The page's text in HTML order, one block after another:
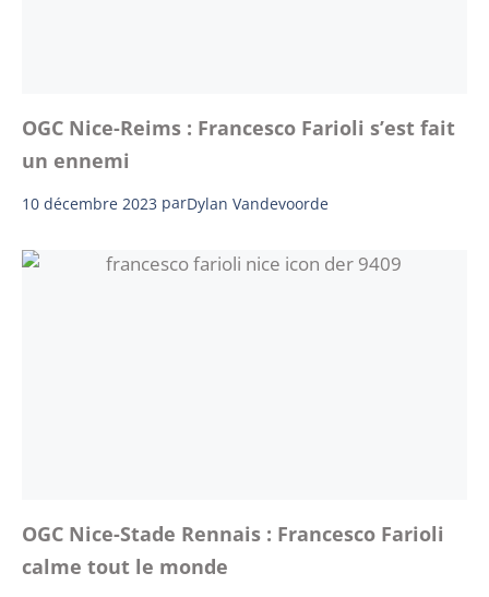
OGC Nice-Reims : Francesco Farioli s’est fait
un ennemi
10 décembre 2023 parDylan Vandevoorde
OGC Nice-Stade Rennais : Francesco Farioli
calme tout le monde